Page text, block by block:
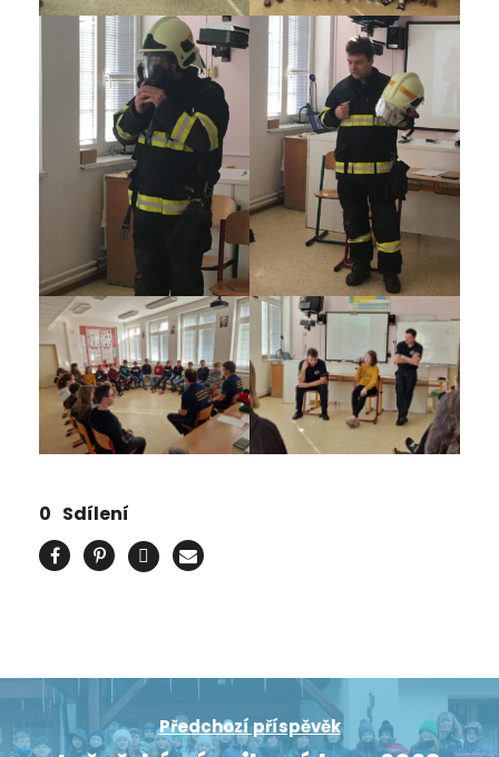
0 Sdílení
Předchozí příspěvěk